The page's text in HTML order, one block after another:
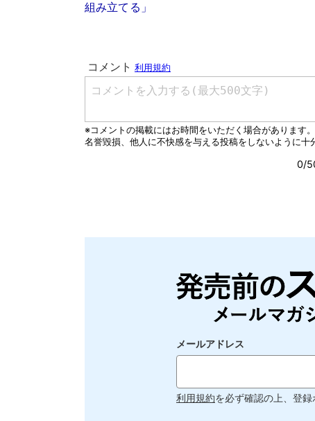
組み立てる」
メールアドレス
利用規約を必ず確認の上、登録